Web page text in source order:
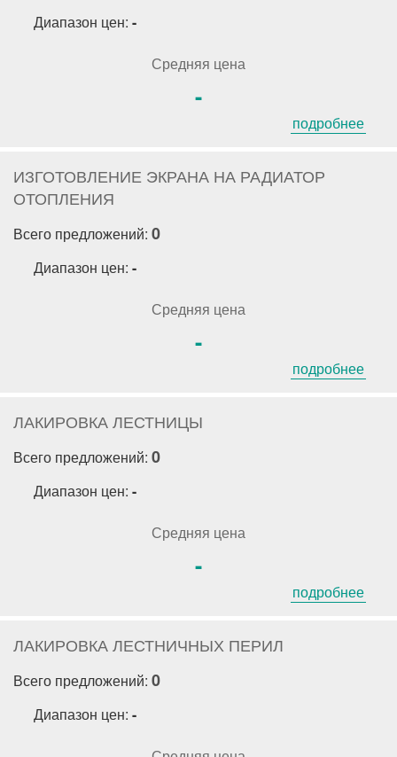
Диапазон цен: -
Средняя цена
-
подробнее
ИЗГОТОВЛЕНИЕ ЭКРАНА НА РАДИАТОР
ОТОПЛЕНИЯ
Всего предложений: 0
Диапазон цен: -
Средняя цена
-
подробнее
ЛАКИРОВКА ЛЕСТНИЦЫ
Всего предложений: 0
Диапазон цен: -
Средняя цена
-
подробнее
ЛАКИРОВКА ЛЕСТНИЧНЫХ ПЕРИЛ
Всего предложений: 0
Диапазон цен: -